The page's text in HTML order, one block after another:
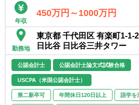
年収
450万円～1000万円
勤務地
東京都 千代田区 有楽町1-
日比谷 日比谷三井タワー
公認会計士 公認会計士論文式試験合格
USCPA（米国公認会計士）
第二新卒可 年間休日120日以上 語学を